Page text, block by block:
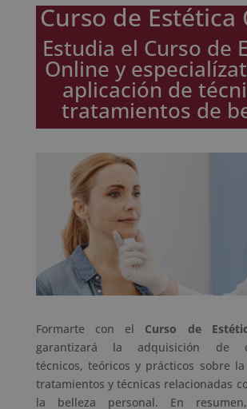
Curso de Estética
Estudia el Curso de
Online y
aplicación de
tratamientos de
Formarte con el Curso de
garantizará la adquisición de
técnicos, teóricos y prácticos sobre
tratamientos y técnicas relacionadas
la belleza personal. En